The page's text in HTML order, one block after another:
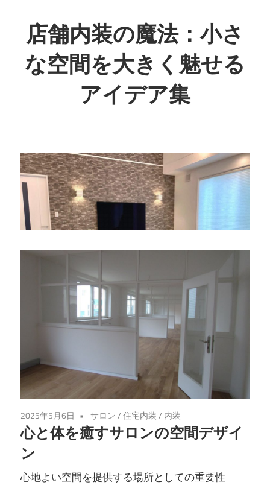
ン
テ
ン
プ
店舗内装の魔法：小さ
な空間を大きく魅せる
アイデア集
空
間
も
魅
力
作
り
の
ヒ
ン
ト
こ
2025年5月6日 サロン/住宅内装/ 内装
心と体を癒すサロンの空間デザイ
ン
心地よい空間を提供する場所としての重要性